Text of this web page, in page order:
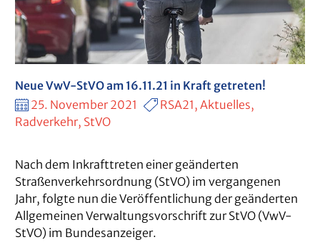
Neue VwV-StVO am 16.11.21 in Kraft getreten!
25. November 2021
RSA21, Aktuelles,
Radverkehr, StVO
Nach dem Inkrafttreten einer geänderten
Straßenverkehrsordnung (StVO) im vergangenen
Jahr, folgte nun die Veröffentlichung der geänderten
Allgemeinen Verwaltungsvorschrift zur StVO (VwV-
StVO) im Bundesanzeiger.